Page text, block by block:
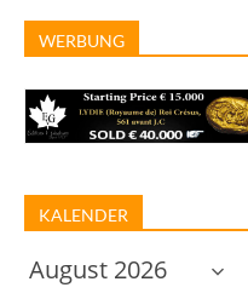
WERBUNG
KALENDER